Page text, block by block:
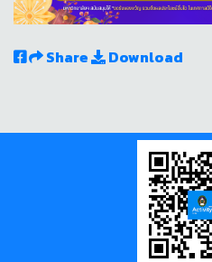
Share
Download